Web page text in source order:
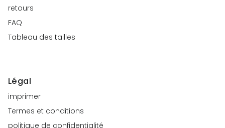
retours
FAQ
Tableau des tailles
Légal
imprimer
Termes et conditions
politique de confidentialité